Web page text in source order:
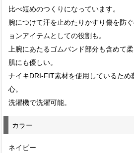
比べ短めのつくりになっています。
腕につけて汗を止めたりかすり傷を防
ョンアイテムとしての役割も。
上腕にあたるゴムバンド部分も含めて
肌にも優しい。
ナイキDRI-FIT素材を使用しているため
心。
洗濯機で洗濯可能。
カラー
ネイビー